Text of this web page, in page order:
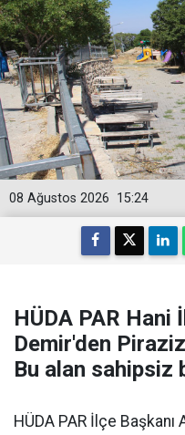
15:24
08 Ağustos 2026
HÜDA PAR Hani
Demir'den
Bu alan sahipsiz
HÜDA PAR İlçe Başkanı